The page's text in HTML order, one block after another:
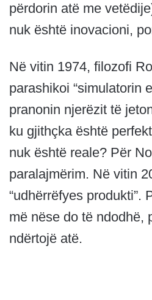
përdorin atë me
nuk është inovacioni,
Në vitin 1974, filozofi
parashikoi “simulatorin
pranonin njerëzit të
ku gjithçka është
nuk është reale? Për
paralajmërim. Në vitin
“udhërrëfyes produkti”.
më nëse do të ndodhë,
ndërtojë atë.